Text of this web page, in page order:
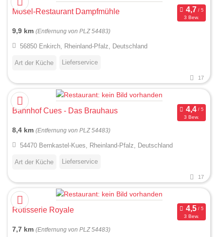
Mosel-Restaurant Dampfmühle
3 Bew.
9,9 km (Entfernung von PLZ 54483)
56850 Enkirch, Rheinland-Pfalz, Deutschland
Art der Küche Lieferservice
17
Bahnhof Cues - Das Brauhaus
3 Bew.
8,4 km (Entfernung von PLZ 54483)
54470 Bernkastel-Kues, Rheinland-Pfalz, Deutschland
Art der Küche Lieferservice
17
Rôtisserie Royale
3 Bew.
7,7 km (Entfernung von PLZ 54483)